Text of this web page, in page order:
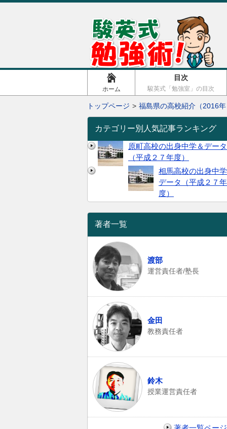
ホーム
目次
駿英式「勉強室」の目次
トップページ 福島県の高校紹介（2016
カテゴリー別人気記事ランキング
原町高校の出身中学＆データ
（平成２７年度）
相馬高校の出身中
データ（平成２７年
度）
著者一覧
渡部
運営責任者/塾長
金田
教務責任者
鈴木
授業運営責任者